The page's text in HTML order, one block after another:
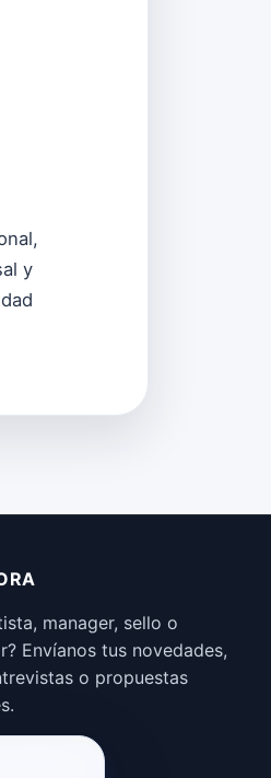
y
manager, sello o
Envíanos tus novedades,
o propuestas